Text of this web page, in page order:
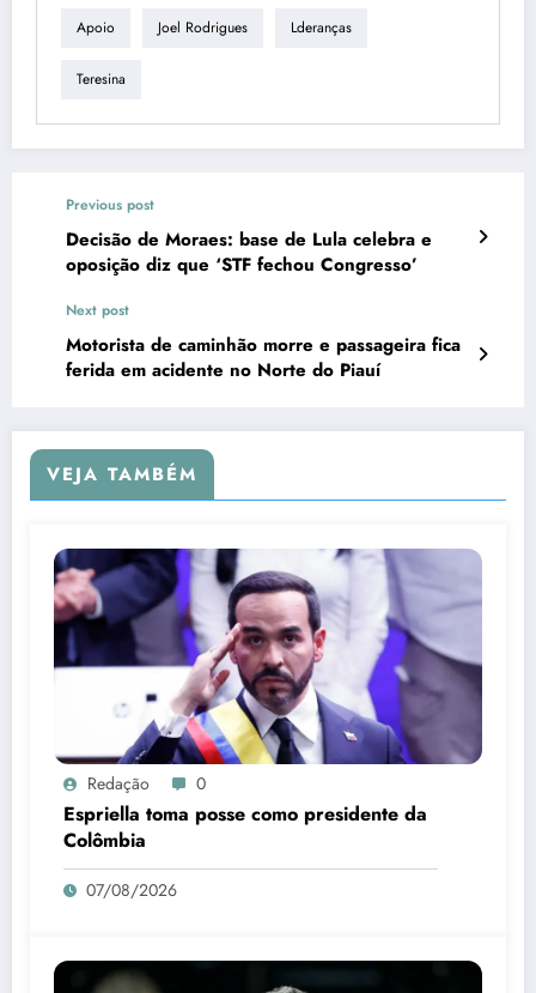
Apoio Joel Rodrigues Lderanças
Teresina
Previous post
Decisão de Moraes: base de Lula celebra e
oposição diz que ‘STF fechou Congresso’
Next post
Motorista de caminhão morre e passageira fica
ferida em acidente no Norte do Piauí
VEJA TAMBÉM
Redação 0
Espriella toma posse como presidente da
Colômbia
07/08/2026